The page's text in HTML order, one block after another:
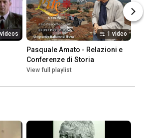
1 video
Pasquale Amato - Relazioni e
Conferenze di Storia
View full playlist